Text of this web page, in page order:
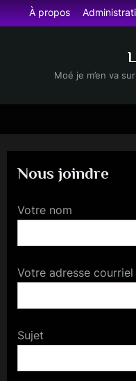
Skip
to
À propos
Moé je m’en va
Nous joindre
Votre nom
Votre adresse courriel
Sujet